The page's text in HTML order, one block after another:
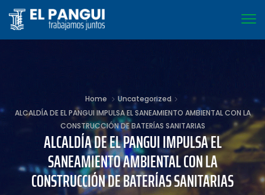
Home
Uncategorized
ALCALDÍA DE EL PANGUI IMPULSA EL SANEAMIENTO AMBIENTAL CON LA
CONSTRUCCIÓN DE BATERÍAS SANITARIAS
ALCALDÍA DE EL PANGUI IMPULSA EL
SANEAMIENTO AMBIENTAL CON LA
CONSTRUCCIÓN DE BATERÍAS SANITARIAS